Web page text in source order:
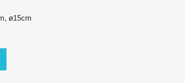
ø15cm